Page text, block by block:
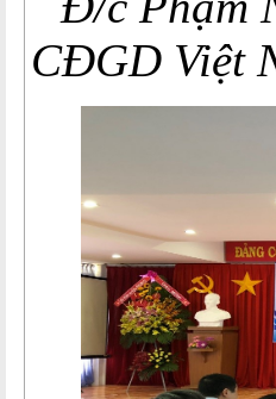
CĐGD Việt